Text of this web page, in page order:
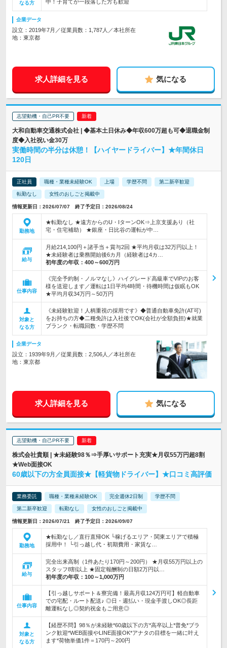
なる方 中！子育てが一段落した方も歓迎
企業データ
設立：2019年7月／従業員数：1,787人／本社所在
地：東京都
求人詳細を見る 気になる
志望動機・自己PR不要
大和自動車交通株式会社 | ◆基本土日休み◆年収600万超も可◆退職金制
度◆入社祝い金30万
実働時間の半分は休憩！【ハイヤードライバー】★年間休日
120日
正社員 職種・業種未経験OK 上場 学歴不問 第二新卒歓迎
転勤なし 女性のおしごと掲載中
情報更新日：2026/07/07 終了予定日：2026/08/24
勤務地
★転勤なし ★遠方からのU・IターンOK⇒上京支援あり（社
宅・住宅補助） ★銀座・日比谷の運転が中…
給与
月給214,100円＋諸手当＋賞与2回 ★平均月収は32万円以上！
★未経験者は乗務開始後6カ月（経験者は4カ…
初年度の年収： 400～600万円
仕事内容
《完全予約制・ノルマなし》ハイグレード高級車でVIPのお客
様を送迎します／運転は1日平均4時間・待機時間は仮眠もOK
★平均月収34万円～50万円
対象と
なる方
《未経験歓迎！人柄重視の採用です》◆普通自動車免許(AT可)
をお持ちの方◆二種免許は入社後でOK(会社が全額負担)★就業
ブランク・転職回数・学歴不問
企業データ
設立：1939年9月／従業員数：2,506人／本社所在
地：東京都
求人詳細を見る 気になる
志望動機・自己PR不要
株式会社貴順 | ★未経験98％⇒手厚いサポート充実★月収55万円超8割
★Web面接OK
60歳以下の方全員面接★【軽貨物ドライバー】★口コミ高評価
業務委託 職種・業種未経験OK 完全週休2日制 学歴不問
第二新卒歓迎 転勤なし 女性のおしごと掲載中
情報更新日：2026/07/21 終了予定日：2026/09/07
勤務地
★転勤なし／直行直帰OK └稼げるエリア・関東エリアで積極
採用中！ └引っ越し代・初期費用・家賃な…
給与
完全出来高制（1件あたり170円～200円） ★月収55万円以上の
スタッフ8割以上 ★固定報酬制の日額2万円以…
初年度の年収： 100～1,000万円
仕事内容
【引っ越しサポート＆寮完備！最高月収124万円可】軽自動車
での宅配・ルート配送♪ ◎日・週払い・現金手渡しOK◎長距
離運転なし◎契約祝金もご用意◎
対象と
なる方
【経歴不問】98％が未経験*60歳以下の方*高卒以上*普免*ブラ
ンク歓迎*WEB面接やLINE面接OK*アナタの目標を一緒に叶え
ます*荷物単価1件＝170円～200円